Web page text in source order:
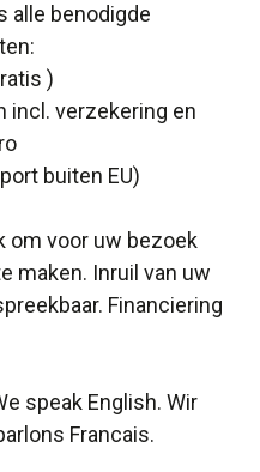
alle benodigde
)
incl. verzekering en
buiten EU)
om voor uw bezoek
maken. Inruil van uw
Financiering
speak English. Wir
Francais.